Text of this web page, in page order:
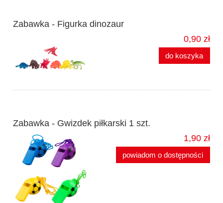
Zabawka - Figurka dinozaur
0,90 zł
do koszyka
Zabawka - Gwizdek piłkarski 1 szt.
1,90 zł
powiadom o dostępności